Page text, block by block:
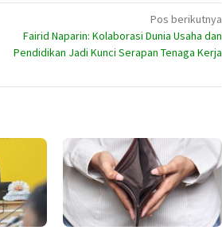
Pos berikutnya
Fairid Naparin: Kolaborasi Dunia Usaha dan
Pendidikan Jadi Kunci Serapan Tenaga Kerja